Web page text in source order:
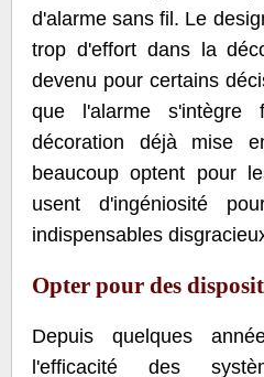
d'alarme sans fil. Le
trop d'effort dans la
devenu pour certains
que l'alarme s'intègre
décoration déjà mise
beaucoup optent pour
usent d'ingéniosité
indispensables
Opter pour des
Depuis quelques
l'efficacité des